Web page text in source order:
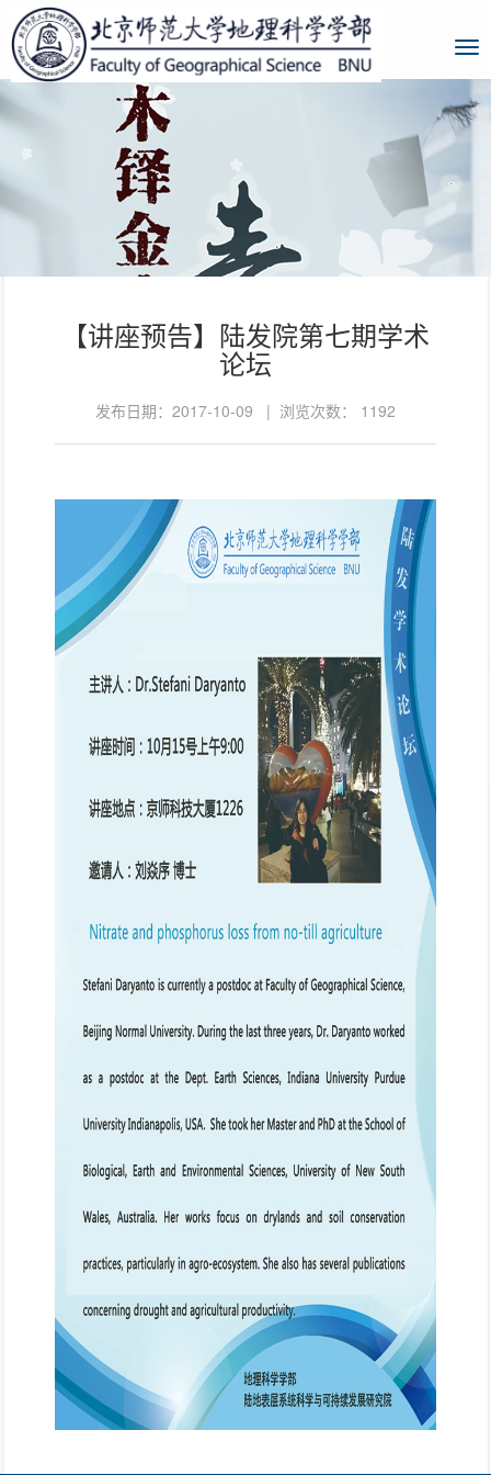
【讲座预告】陆发院第七期学术
论坛
发布日期：2017-10-09 | 浏览次数： 1192